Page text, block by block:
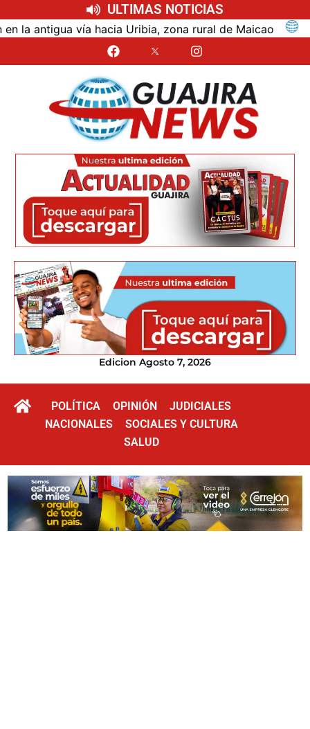
ULTIMAS NOTICIAS
vía hacia Uribia, zona rural de Maicao
Edicion Agosto 7, 2026
POLÍTICA OPINIÓN
JUDICIALES
NACIONALES
SOCIALES Y CULTURA
SALUD